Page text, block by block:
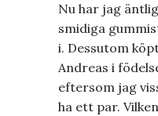
Nu har jag
smidiga
i. Dessutom
Andreas i
eftersom jag
ha ett par.